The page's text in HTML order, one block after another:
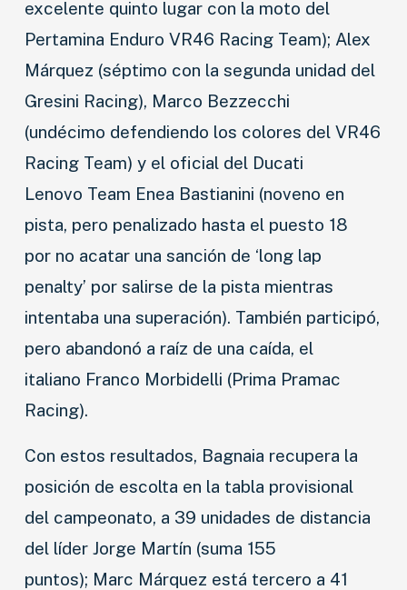
excelente quinto lugar con la moto del
Pertamina Enduro VR46 Racing Team); Alex
Márquez (séptimo con la segunda unidad del
Gresini Racing), Marco Bezzecchi
(undécimo defendiendo los colores del VR46
Racing Team) y el oficial del Ducati
Lenovo Team Enea Bastianini (noveno en
pista, pero penalizado hasta el puesto 18
por no acatar una sanción de ‘long lap
penalty’ por salirse de la pista mientras
intentaba una superación). También participó,
pero abandonó a raíz de una caída, el
italiano Franco Morbidelli (Prima Pramac
Racing).
Con estos resultados, Bagnaia recupera la
posición de escolta en la tabla provisional
del campeonato, a 39 unidades de distancia
del líder Jorge Martín (suma 155
puntos); Marc Márquez está tercero a 41